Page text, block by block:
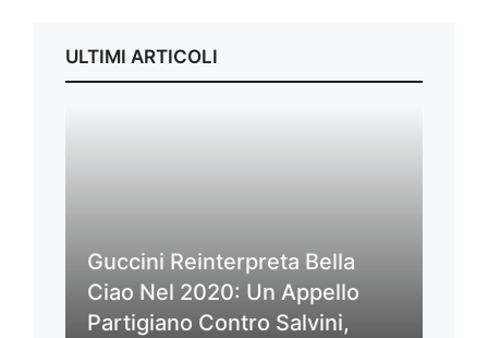
ULTIMI ARTICOLI
Guccini Reinterpreta Bella
Ciao Nel 2020: Un Appello
Partigiano Contro Salvini,